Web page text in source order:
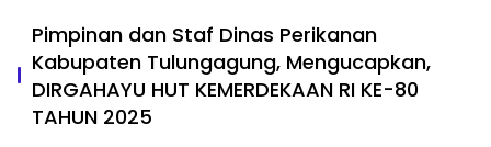
Pimpinan dan Staf Dinas Perikanan
Kabupaten Tulungagung, Mengucapkan,
DIRGAHAYU HUT KEMERDEKAAN RI KE-80
TAHUN 2025